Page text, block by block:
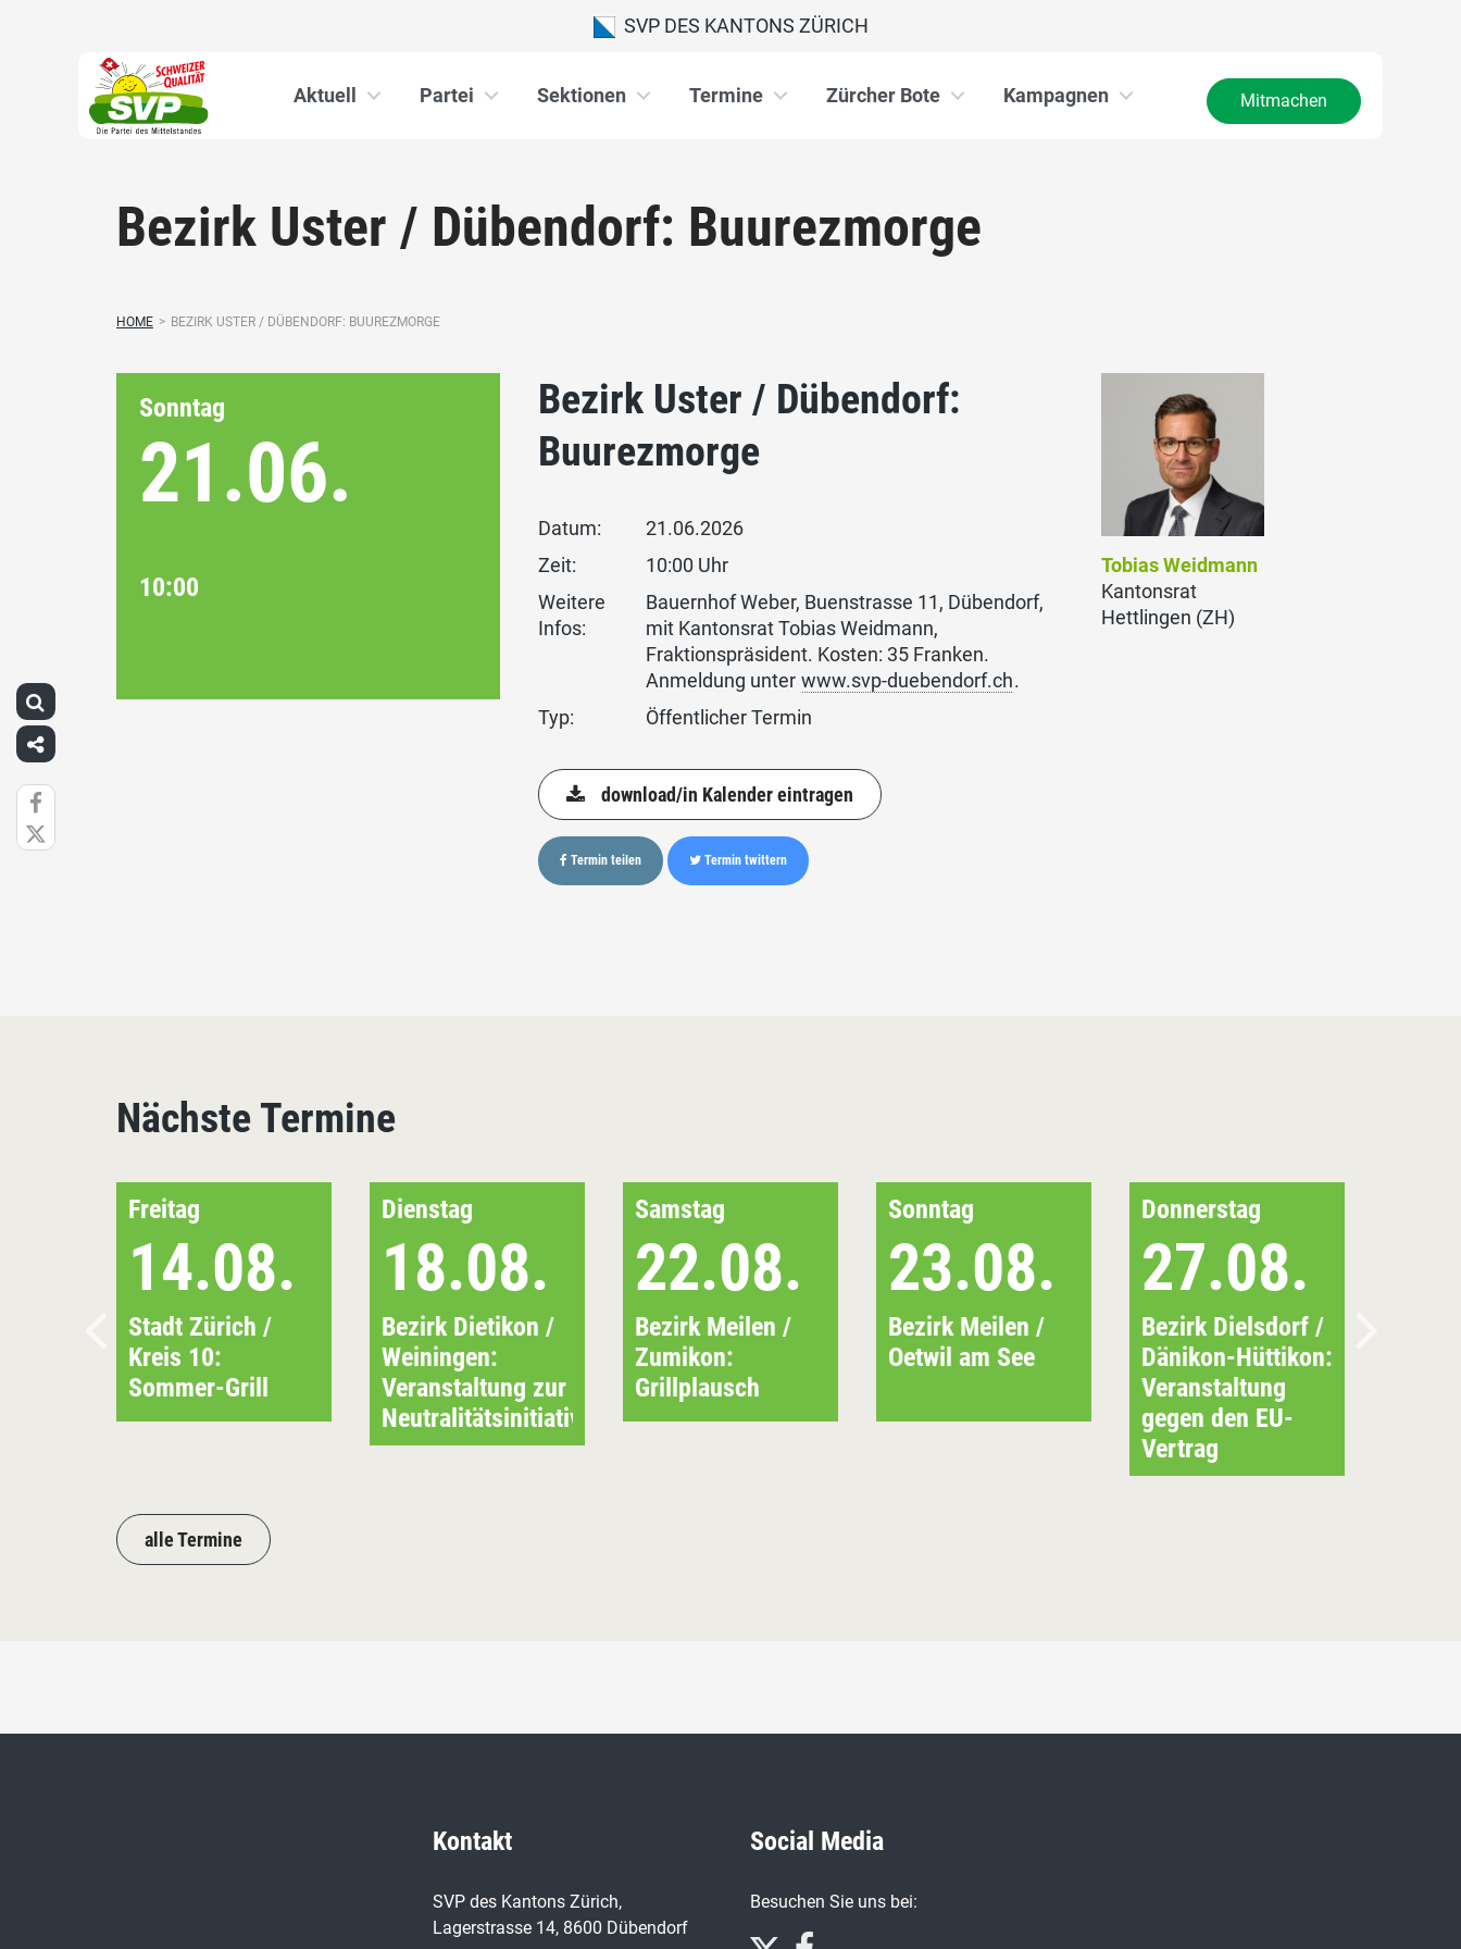
SVP DES KANTONS ZÜRICH
Aktuell Partei Sektionen Termine Zürcher Bote Kampagnen Mitmachen
Bezirk Uster / Dübendorf: Buurezmorge
HOME > BEZIRK USTER / DÜBENDORF: BUUREZMORGE
Sonntag
21.06.
10:00
Bezirk Uster / Dübendorf:
Buurezmorge
Datum:
21.06.2026
Zeit:
10:00 Uhr
Weitere
Infos:
Bauernhof Weber, Buenstrasse 11, Dübendorf,
mit Kantonsrat Tobias Weidmann,
Fraktionspräsident. Kosten: 35 Franken.
Anmeldung unter www.svp-duebendorf.ch.
Typ:
Öffentlicher Termin
download/in Kalender eintragen
Termin teilen Termin twittern
Tobias Weidmann
Kantonsrat
Hettlingen (ZH)
Nächste Termine
Freitag
14.08.
Stadt Zürich /
Kreis 10:
Sommer-Grill
Dienstag
18.08.
Bezirk Dietikon /
Weiningen:
Veranstaltung zur
Neutralitätsinitiative
Samstag
22.08.
Bezirk Meilen /
Zumikon:
Grillplausch
Sonntag
23.08.
Bezirk Meilen /
Oetwil am See
Donnerstag
27.08.
Bezirk Dielsdorf /
Dänikon-Hüttikon:
Veranstaltung
gegen den EU-
Vertrag
alle Termine
Kontakt
SVP des Kantons Zürich,
Lagerstrasse 14, 8600 Dübendorf
Social Media
Besuchen Sie uns bei: